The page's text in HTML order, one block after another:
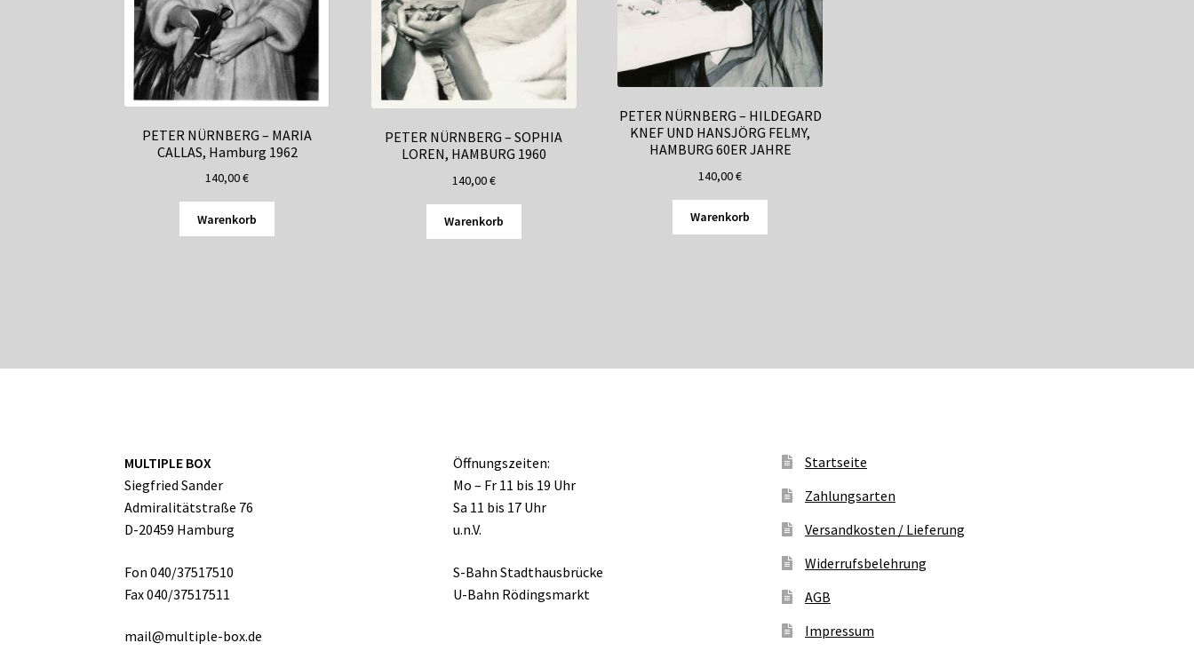
PETER NÜRNBERG – MARIA
CALLAS, Hamburg 1962
140,00€
Warenkorb
PETER NÜRNBERG – SOPHIA
LOREN, HAMBURG 1960
140,00€
Warenkorb
PETER NÜRNBERG – HILDEGARD
KNEF UND HANSJÖRG FELMY,
HAMBURG 60ER JAHRE
140,00€
Warenkorb
MULTIPLE BOX
Siegfried Sander
Admiralitätstraße 76
D-20459 Hamburg
Fon 040/37517510
Fax 040/37517511
mail@multiple-box.de
Öffnungszeiten:
Mo – Fr 11 bis 19 Uhr
Sa 11 bis 17 Uhr
u.n.V.
S-Bahn Stadthausbrücke
U-Bahn Rödingsmarkt
Startseite
Zahlungsarten
Versandkosten / Lieferung
Widerrufsbelehrung
AGB
Impressum